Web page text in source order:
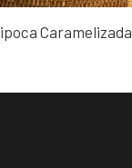
Caramelizada